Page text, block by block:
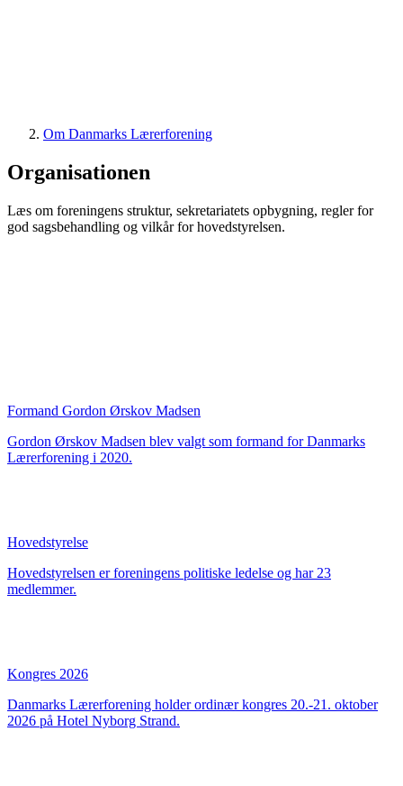
Om Danmarks Lærerforening
Organisationen
Læs om foreningens struktur, sekretariatets opbygning, regler for
god sagsbehandling og vilkår for hovedstyrelsen.
Formand Gordon Ørskov Madsen
Gordon Ørskov Madsen blev valgt som formand for Danmarks
Lærerforening i 2020.
Hovedstyrelse
Hovedstyrelsen er foreningens politiske ledelse og har 23
medlemmer.
Kongres 2026
Danmarks Lærerforening holder ordinær kongres 20.-21. oktober
2026 på Hotel Nyborg Strand.